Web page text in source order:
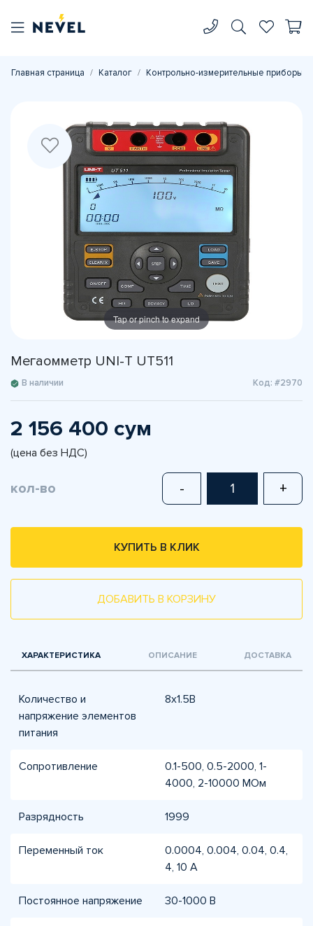
Главная страница Каталог Контрольно-измерительные приборы
Tap or pinch to expand
Мегаомметр UNI-T UT511
В наличии Код: #2970
2 156 400 сум
(цена без НДС)
кол-во - +
КУПИТЬ В КЛИК
ДОБАВИТЬ В КОРЗИНУ
ХАРАКТЕРИСТИКА ОПИСАНИЕ ДОСТАВКА
Количество и
напряжение элементов
питания
8х1.5B
Сопротивление
0.1-500, 0.5-2000, 1-
4000, 2-10000 МОм
Разрядность 1999
Переменный ток
0.0004, 0.004, 0.04, 0.4,
4, 10 А
Постоянное напряжение 30-1000 В